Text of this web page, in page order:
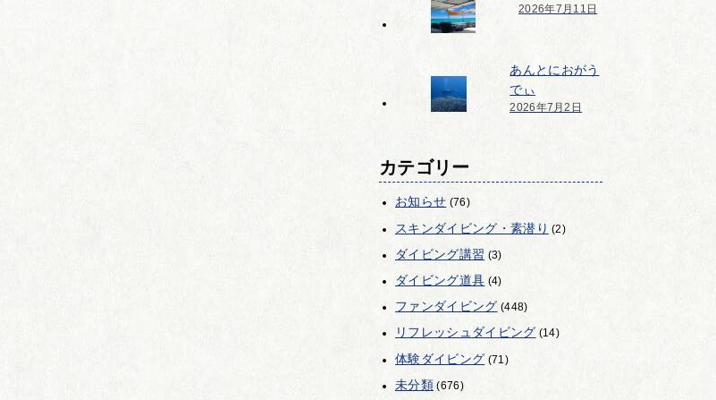
2026年7月11日
あんとにおがう
でぃ
2026年7月2日
カテゴリー
お知らせ (76)
スキンダイビング・素潜り (2)
ダイビング講習 (3)
ダイビング道具 (4)
ファンダイビング (448)
リフレッシュダイビング (14)
体験ダイビング (71)
未分類(676)